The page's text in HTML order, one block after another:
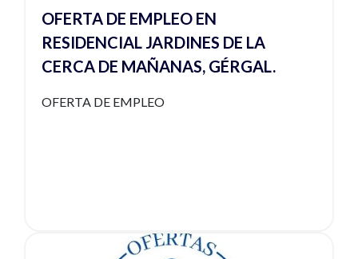
OFERTA DE EMPLEO EN
RESIDENCIAL JARDINES DE LA
CERCA DE MAÑANAS, GÉRGAL.
OFERTA DE EMPLEO